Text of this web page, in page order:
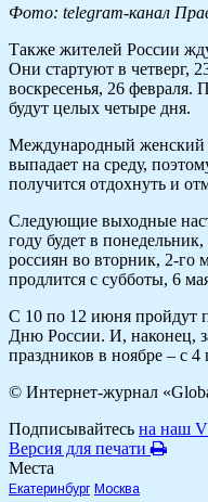
Фото: telegram-канал
Также жителей России
Они стартуют в четверг,
воскресенья, 26 февраля.
будут целых четыре дня.
Международный женский
выпадает на среду,
получится отдохнуть и
Следующие выходные
году будет в
россиян во вторник, 2-го
продлится с субботы, 6
С 10 по 12 июня пройдут
Дню России. И, наконец,
праздников в ноябре – с 4
© Интернет-журнал
Подписывайтесь на наш
Версия для печати
Места
Екатеринбург Москва